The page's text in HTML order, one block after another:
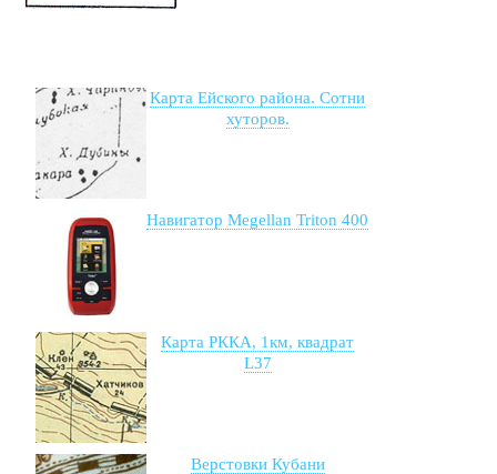
Карта Ейского района. Сотни
хуторов.
Навигатор Megellan Triton 400
Карта РККА, 1км, квадрат
L37
Верстовки Кубани